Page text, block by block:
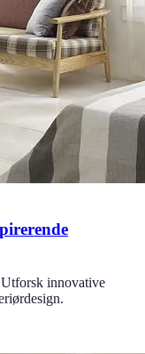
innovative